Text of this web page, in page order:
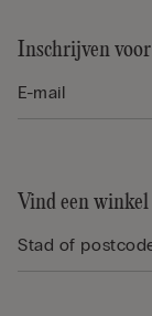
Inschrijven
Vind een winkel